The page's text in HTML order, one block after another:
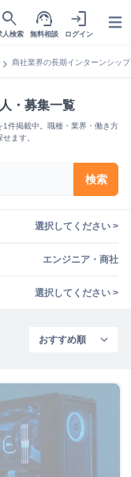
search
人検索
support_agent
無料相談
login
ログイン
chevron_right 商社業界の長期インターンシップ
・募集一覧
件掲載中。職種・業界・働き方
ます。
検索
選択してください >
エンジニア・商社
選択してください >